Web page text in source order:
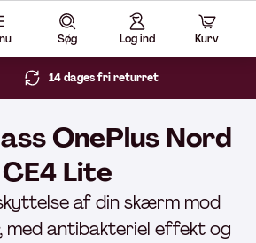
Søg Log ind Kurv
14 dages fri returret
OnePlus Nord
CE4 Lite
af din skærm mod
med antibakteriel effekt og